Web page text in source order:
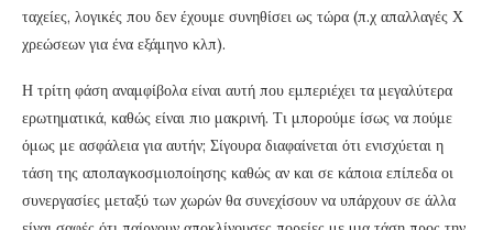
ταχείες, λογικές που δεν έχουμε συνηθίσει ως τώρα (π.χ απαλλαγές Χ
χρεώσεων για ένα εξάμηνο κλπ).
Η τρίτη φάση αναμφίβολα είναι αυτή που εμπεριέχει τα μεγαλύτερα
ερωτηματικά, καθώς είναι πιο μακρινή. Τι μπορούμε ίσως να πούμε
όμως με ασφάλεια για αυτήν; Σίγουρα διαφαίνεται ότι ενισχύεται η
τάση της αποπαγκοσμιοποίησης καθώς αν και σε κάποια επίπεδα οι
συνεργασίες μεταξύ των χωρών θα συνεχίσουν να υπάρχουν σε άλλα